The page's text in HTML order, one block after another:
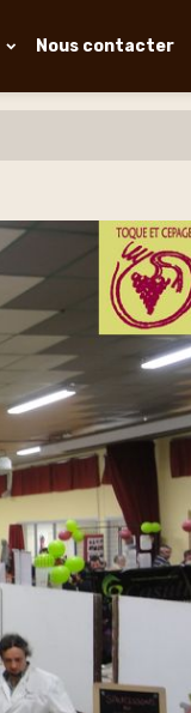
Nous contacter